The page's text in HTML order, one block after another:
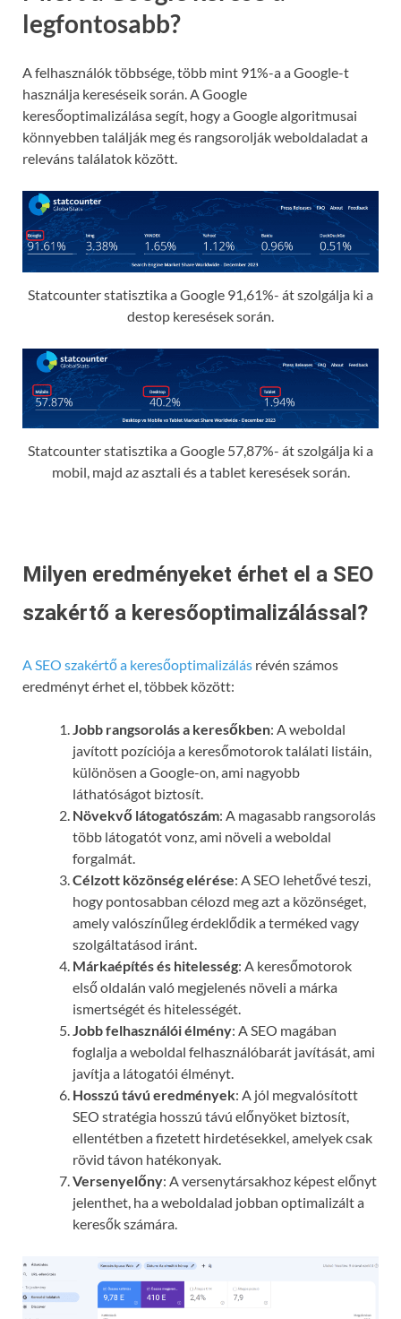
legfontosabb?
A felhasználók többsége, több mint 91%-a a Google-t
használja kereséseik során. A Google
keresőoptimalizálása segít, hogy a Google algoritmusai
könnyebben találják meg és rangsorolják weboldaladat a
releváns találatok között.
Statcounter statisztika a Google 91,61%- át szolgálja ki a
destop keresések során.
Statcounter statisztika a Google 57,87%- át szolgálja ki a
mobil, majd az asztali és a tablet keresések során.
Milyen eredményeket érhet el a SEO
szakértő a keresőoptimalizálással?
A SEO szakértő a keresőoptimalizálás révén számos
eredményt érhet el, többek között:
Jobb rangsorolás a keresőkben: A weboldal
javított pozíciója a keresőmotorok találati listáin,
különösen a Google-on, ami nagyobb
láthatóságot biztosít.
Növekvő látogatószám: A magasabb rangsorolás
több látogatót vonz, ami növeli a weboldal
forgalmát.
Célzott közönség elérése: A SEO lehetővé teszi,
hogy pontosabban célozd meg azt a közönséget,
amely valószínűleg érdeklődik a terméked vagy
szolgáltatásod iránt.
Márkaépítés és hitelesség: A keresőmotorok
első oldalán való megjelenés növeli a márka
ismertségét és hitelességét.
Jobb felhasználói élmény: A SEO magában
foglalja a weboldal felhasználóbarát javítását, ami
javítja a látogatói élményt.
Hosszú távú eredmények: A jól megvalósított
SEO stratégia hosszú távú előnyöket biztosít,
ellentétben a fizetett hirdetésekkel, amelyek csak
rövid távon hatékonyak.
Versenyelőny: A versenytársakhoz képest előnyt
jelenthet, ha a weboldalad jobban optimalizált a
keresők számára.